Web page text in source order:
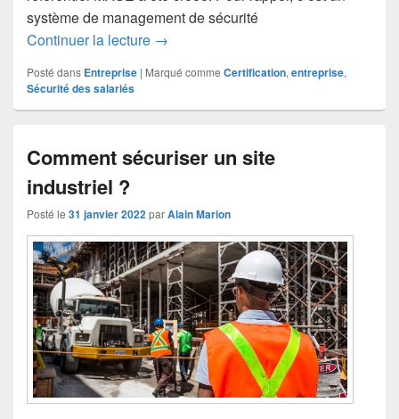
système de management de sécurité
Continuer la lecture Entreprise : comment obtenir une
→
Posté dans Entreprise | Marqué comme Certification, entreprise,
Sécurité des salariés
Comment sécuriser un site
industriel ?
Posté le 31 janvier 2022parAlain Marion